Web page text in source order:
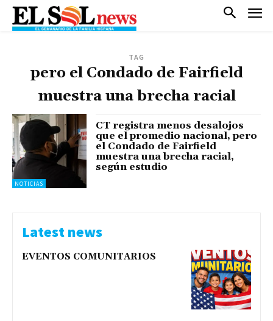
TAG
pero el Condado de Fairfield
muestra una brecha racial
NOTICIAS
CT registra menos desalojos
que el promedio nacional, pero
el Condado de Fairfield
muestra una brecha racial,
según estudio
Latest news
EVENTOS COMUNITARIOS